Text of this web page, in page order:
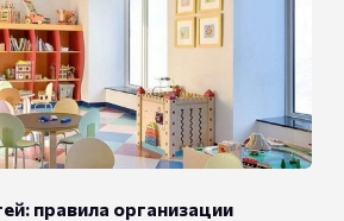
правила организации